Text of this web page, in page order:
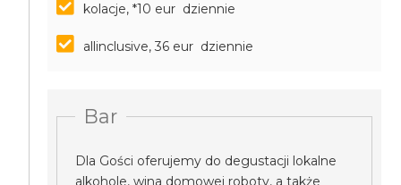
kolacje, *10 eur dziennie
allinclusive, 36 eur dziennie
Bar
Dla Gości oferujemy do degustacji lokalne
alkohole, wina domowej roboty, a także